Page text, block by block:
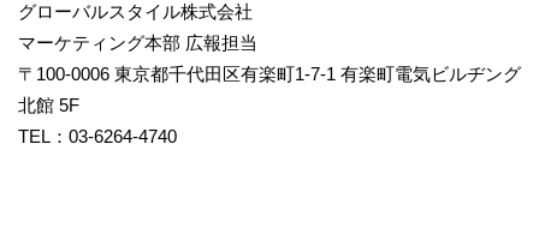
グローバルスタイル株式会社
マーケティング本部 広報担当
〒100-0006 東京都千代田区有楽町1-7-1 有楽町電気ビルヂング
北館 5F
TEL：03-6264-4740